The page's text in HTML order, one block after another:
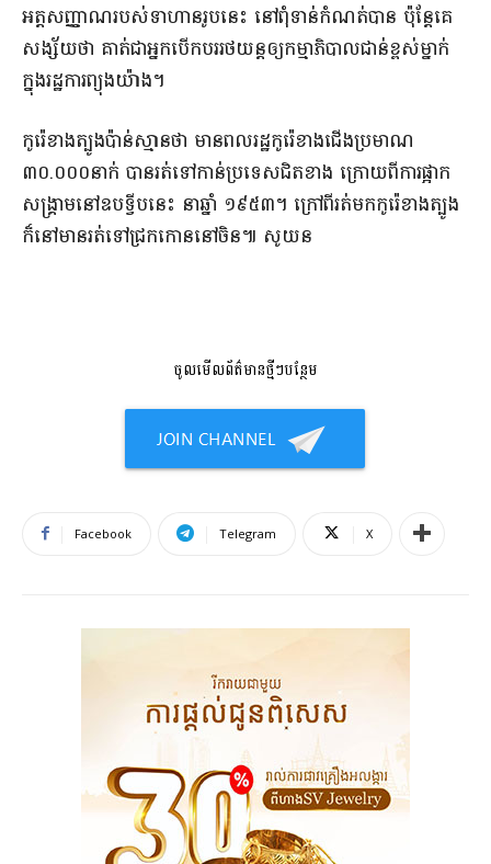
​អត្តសញ្ញាណ​របស់​ទាហាន​រូបនេះ នៅ​ពុំទាន់​កំណត់​បាន ប៉ុន្តែ​គេ​
សង្ស័យថា គាត់​ជា​អ្នកបើកបរ​រថយន្ត​ឲ្យ​កម្មាភិបាល​ជាន់ខ្ពស់​ម្នាក់​
ក្នុង​រដ្ឋការ​ព្យុងយ៉ាង​។​
​កូរ៉េខាងត្បូង​ប៉ាន់ស្មាន​ថា មាន​ពលរដ្ឋ​កូរ៉េខាងជើង​ប្រមាណ
៣០.០០០​នាក់ បាន​រត់​ទៅ​កាន់​ប្រទេសជិតខាង ក្រោយ​ពី​ការផ្អាក​
សង្គ្រាម​នៅ​ឧបទ្វីប​នេះ នា​ឆ្នាំ ១៩៥៣​។ ក្រៅពី​រត់​មក​កូរ៉េខាងត្បូង​
ក៏​នៅ​មានរ​ត់ទៅ​ជ្រកកោន​នៅ​ចិន​៕ សូ​យ​ន​
ចូលមើលព័ត៌មានថ្មីៗបន្ថែម
Facebook Telegram X